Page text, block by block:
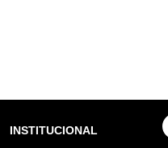
INSTITUCIONAL